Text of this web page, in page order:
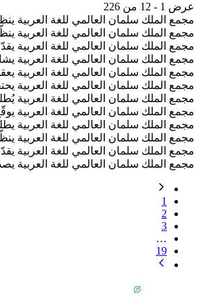
عرض 1 - 12 من 226
مجمع الملك سلمان العالمي للغة العربية
مجمع الملك سلمان العالمي للغة العربية
مجمع الملك سلمان العالمي للغة العربية
مجمع الملك سلمان العالمي للغة العربية
مجمع الملك سلمان العالمي للغة العربية
مجمع الملك سلمان العالمي للغة العربية يحتفل
مجمع الملك سلمان العالمي للغة العربية
مجمع الملك سلمان العالمي للغة العربية
مجمع الملك سلمان العالمي للغة العربية
مجمع الملك سلمان العالمي للغة العربية
مجمع الملك سلمان العالمي للغة العربية
مجمع الملك سلمان العالمي للغة العربية
1
2
3
…
19